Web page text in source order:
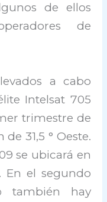
de ellos
de
a cabo
Intelsat 705
trimestre de
31,5 ° Oeste.
se ubicará en
En el segundo
también hay